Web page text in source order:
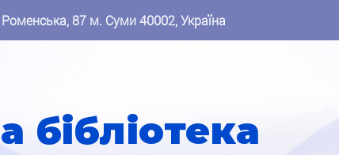
87 м. Суми 40002, Україна
бібліотека